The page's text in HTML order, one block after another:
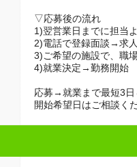
▽応募後の流れ
1)翌営業日までに担当
2)電話で登録面談→求
3)ご希望の施設で、職
4)就業決定→勤務開始
応募→就業まで最短3日
開始希望日はご相談く